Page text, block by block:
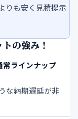
りも安く見積提示
の強み！
常ラインナップ
な納期遅延が非